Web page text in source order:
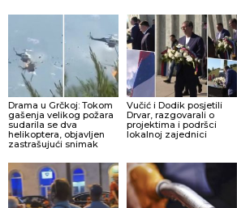
Drama u Grčkoj: Tokom
gašenja velikog požara
sudarila se dva
helikoptera, objavljen
zastrašujući snimak
Vučić i Dodik posjetili
Drvar, razgovarali o
projektima i podršci
lokalnoj zajednici